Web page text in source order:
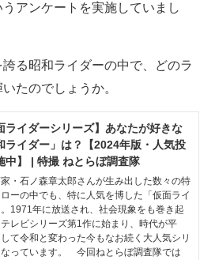
ンド
る
ト
ティ
る
アンケートを実施していまし
る昭和ライダーの中で、どのラ
たのでしょうか。
ライダーシリーズ】あなたが好きな
ライダー」は？【2024年版・人気投
中】 | 特撮 ねとらぼ調査隊
・石ノ森章太郎さんが生み出した数々の特
ーの中でも、特に人気を博した「仮面ライ
1971年に放送され、社会現象をも巻き起
レビシリーズ第1作に始まり、時代が平
て令和と変わった今もなお続く大人気シリ
なっています。 今回ねとらぼ調査隊では